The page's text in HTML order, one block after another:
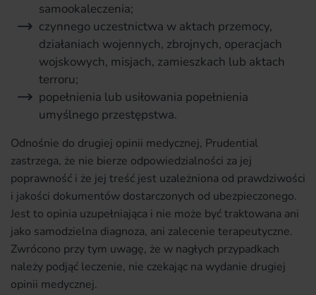
samookaleczenia;
czynnego uczestnictwa w aktach przemocy,
działaniach wojennych, zbrojnych, operacjach
wojskowych, misjach, zamieszkach lub aktach
terroru;
popełnienia lub usiłowania popełnienia
umyślnego przestępstwa.
Odnośnie do drugiej opinii medycznej, Prudential
zastrzega, że nie bierze odpowiedzialności za jej
poprawność i że jej treść jest uzależniona od prawdziwości
i jakości dokumentów dostarczonych od ubezpieczonego.
Jest to opinia uzupełniająca i nie może być traktowana ani
jako samodzielna diagnoza, ani zalecenie terapeutyczne.
Zwrócono przy tym uwagę, że w nagłych przypadkach
należy podjąć leczenie, nie czekając na wydanie drugiej
opinii medycznej.